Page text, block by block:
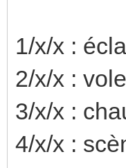
1/x/x :
2/x/x :
3/x/x :
4/x/x :